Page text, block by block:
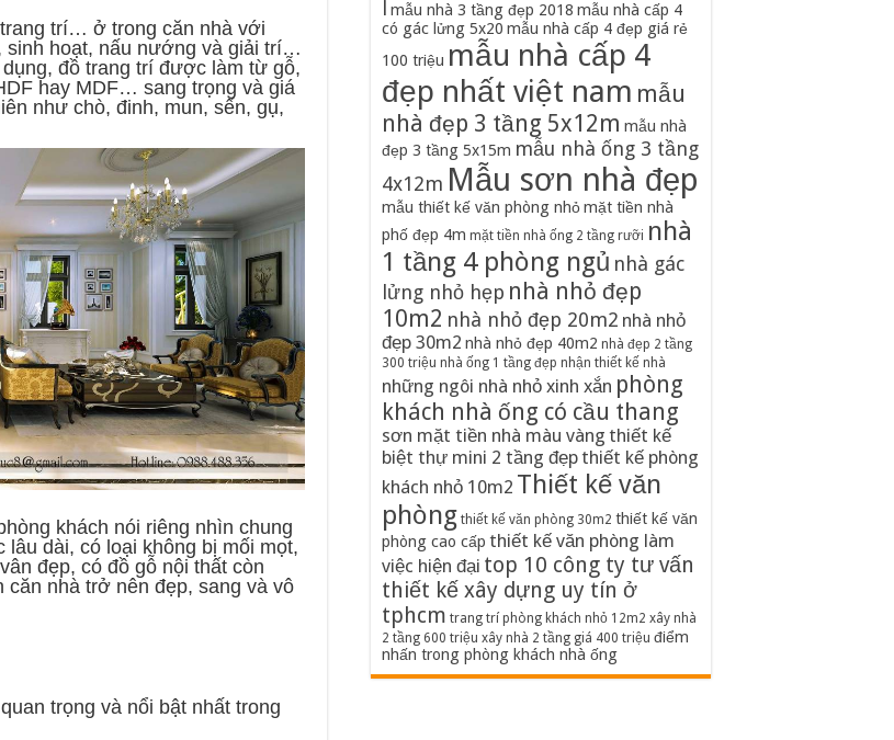
trí… ở trong căn nhà với
sinh hoạt, nấu nướng và giải trí…
đồ trang trí được làm từ gỗ,
hay MDF… sang trọng và giá
như chò, đinh, mun, sến, gụ,
khách nói riêng nhìn chung
dài, có loại không bị mối mọt,
đẹp, có đồ gỗ nội thất còn
nhà trở nên đẹp, sang và vô
trọng và nổi bật nhất trong
mẫu nhà 3 tầng đẹp 2018 mẫu nhà cấp 4
có gác lửng 5x20 mẫu nhà cấp 4 đẹp giá rẻ
100 triệu mẫu nhà cấp 4
đẹp nhất việt nam mẫu
nhà đẹp 3 tầng 5x12m mẫu nhà
đẹp 3 tầng 5x15m mẫu nhà ống 3 tầng
4x12m Mẫu sơn nhà đẹp
mẫu thiết kế văn phòng nhỏmặt tiền nhà
phố đẹp 4m mặt tiền nhà ống 2 tầng rưỡi nhà
1 tầng 4 phòng ngủ nhà gác
lửng nhỏ hẹp nhà nhỏ đẹp
10m2 nhà nhỏ đẹp 20m2 nhà nhỏ
đẹp 30m2 nhà nhỏ đẹp 40m2 nhà đẹp 2 tầng
300 triệu nhà ống 1 tầng đẹp nhận thiết kế nhà
những ngôi nhà nhỏ xinh xắn phòng
khách nhà ống có cầu thang
sơn mặt tiền nhà màu vàng thiết kế
biệt thự mini 2 tầng đẹpthiết kế phòng
khách nhỏ 10m2 Thiết kế văn
phòng thiết kế văn phòng 30m2 thiết kế văn
phòng cao cấp thiết kế văn phòng làm
việc hiện đại top 10 công ty tư vấn
thiết kế xây dựng uy tín ở
tphcm trang trí phòng khách nhỏ 12m2 xây nhà
2 tầng 600 triệu xây nhà 2 tầng giá 400 triệu điểm
nhấn trong phòng khách nhà ống